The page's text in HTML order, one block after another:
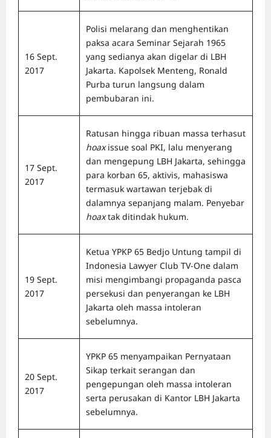
16 Sept.
2017
Polisi melarang dan menghentikan
paksa acara Seminar Sejarah 1965
yang sedianya akan digelar di LBH
Jakarta. Kapolsek Menteng, Ronald
Purba turun langsung dalam
pembubaran ini.
17 Sept.
2017
Ratusan hingga ribuan massa terhasut
hoaxissue soal PKI, lalu menyerang
dan mengepung LBH Jakarta, sehingga
para korban 65, aktivis, mahasiswa
termasuk wartawan terjebak di
dalamnya sepanjang malam. Penyebar
hoaxtak ditindak hukum.
19 Sept.
2017
Ketua YPKP 65 Bedjo Untung tampil di
Indonesia Lawyer Club TV-One dalam
misi mengimbangi propaganda pasca
persekusi dan penyerangan ke LBH
Jakarta oleh massa intoleran
sebelumnya.
20 Sept.
2017
YPKP 65 menyampaikan Pernyataan
Sikap terkait serangan dan
pengepungan oleh massa intoleran
serta perusakan di Kantor LBH Jakarta
sebelumnya.